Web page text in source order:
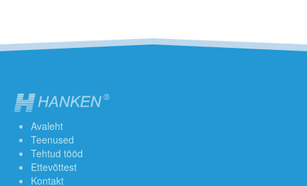
Avaleht
Teenused
Tehtud tööd
Ettevõttest
Kontakt